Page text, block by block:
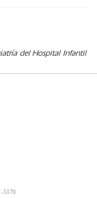
del Hospital Infantil
-5170